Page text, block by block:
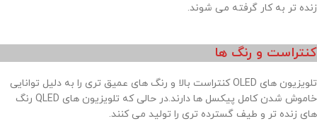
زنده تر به کار گرفته می شوند.
کنتراست و رنگ ها
تلویزیون های OLED کنتراست بالا و رنگ های عمیق تری را به دلیل توانایی
خاموش شدن کامل پیکسل ها دارند.در حالی که تلویزیون های QLED رنگ
های زنده تر و طیف گسترده تری را تولید می کنند.